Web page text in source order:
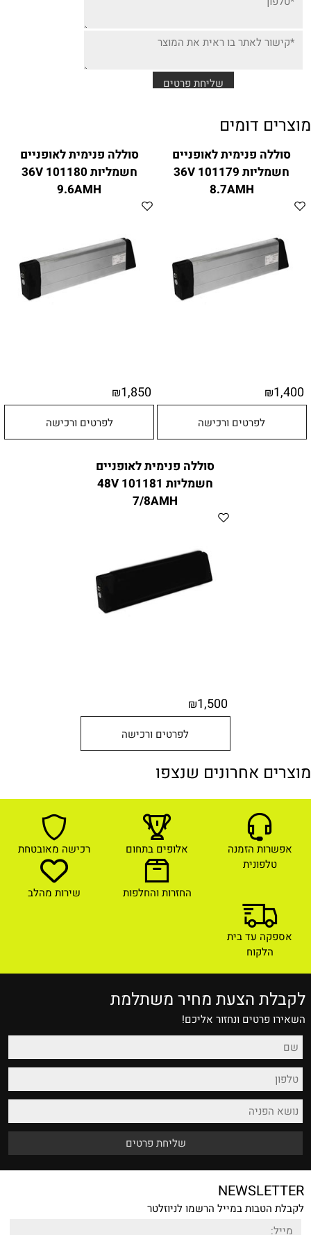
מוצרים דומים
סוללה פנימית לאופניים
חשמליות 101179 36V
8.7AMH
₪1,400
לפרטים ורכישה
סוללה פנימית לאופניים
חשמליות 101180 36V
9.6AMH
₪1,850
לפרטים ורכישה
סוללה פנימית לאופניים
חשמליות 101181 48V
7/8AMH
₪1,500
לפרטים ורכישה
מוצרים אחרונים שנצפו
אפשרות הזמנה
טלפונית
אלופים בתחום רכישה מאובטחת
החזרות והחלפות שירות מהלב
אספקה עד בית
הלקוח
לקבלת הצעת מחיר משתלמת
השאירו פרטים ונחזור אליכם!
NEWSLETTER
לקבלת הטבות במייל הרשמו לניוזלטר